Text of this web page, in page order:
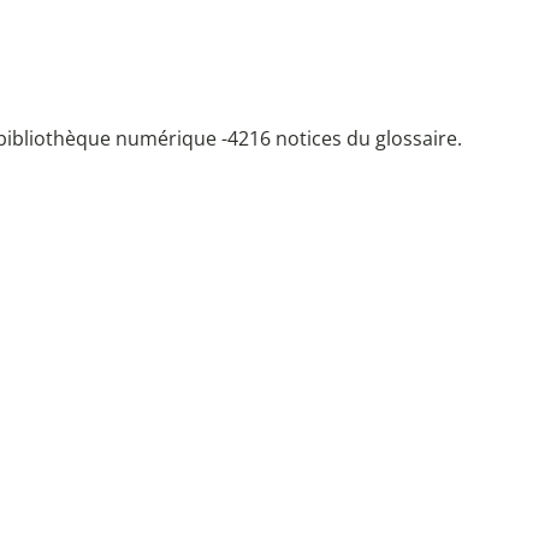
numérique -4216 notices du glossaire.